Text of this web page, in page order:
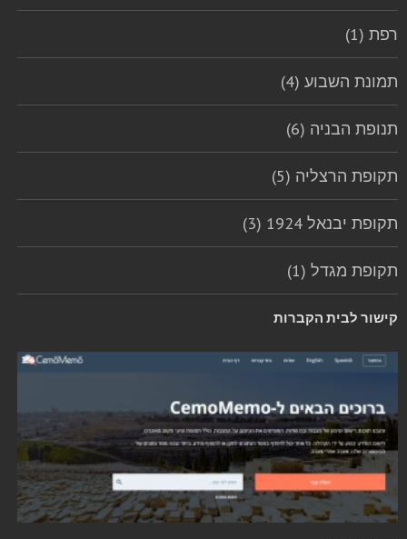
רפת (1)
תמונת השבוע (4)
תנופת הבניה (6)
תקופת הרצליה (5)
תקופת יבנאל 1924 (3)
תקופת מגדל (1)
קישור לבית הקברות